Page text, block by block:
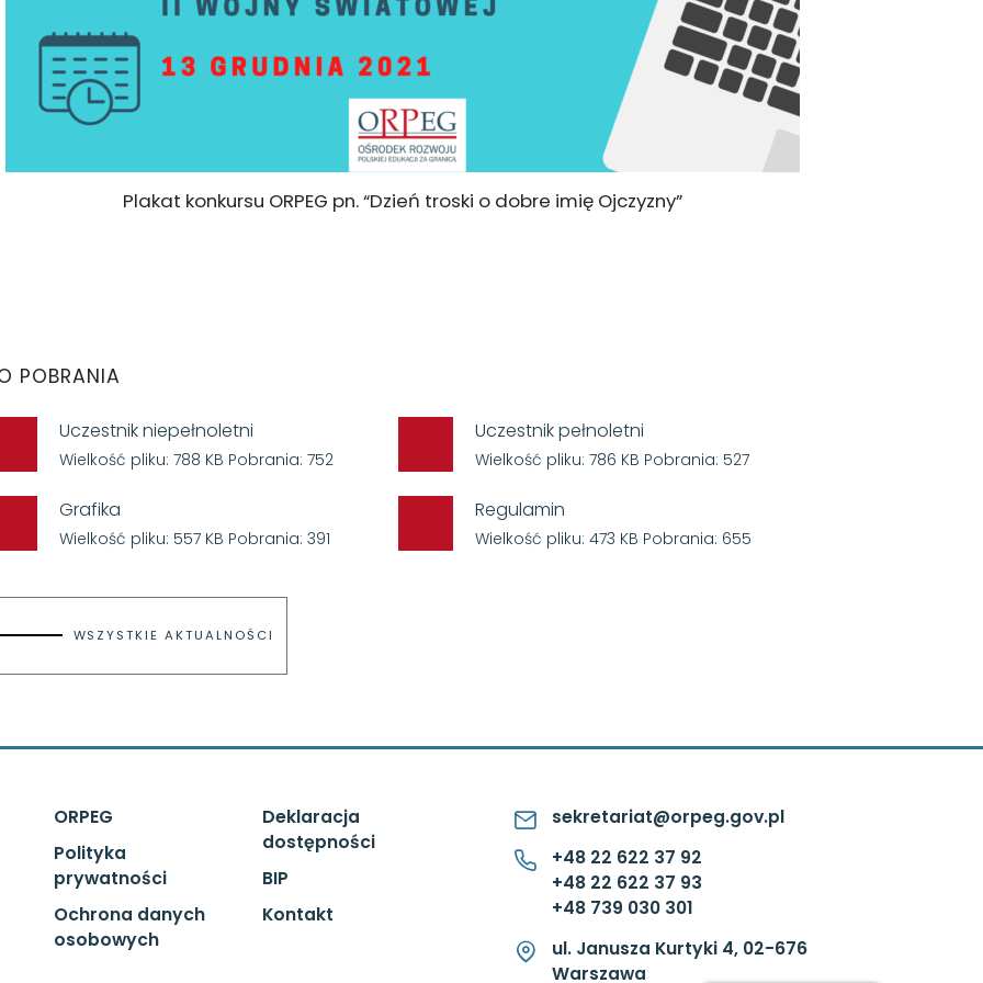
Plakat konkursu ORPEG pn. “Dzień troski o dobre imię Ojczyzny”
POBRANIA
Uczestnik niepełnoletni
Wielkość pliku: 788 KB Pobrania: 752
Uczestnik pełnoletni
Wielkość pliku: 786 KB Pobrania: 527
Grafika
Wielkość pliku: 557 KB Pobrania: 391
Regulamin
Wielkość pliku: 473 KB Pobrania: 655
WSZYSTKIE AKTUALNOŚCI
ORPEG
Polityka
prywatności
Ochrona danych
osobowych
Deklaracja
dostępności
BIP
Kontakt
sekretariat@orpeg.gov.pl
+48 22 622 37 92
+48 22 622 37 93
+48 739 030 301
ul. Janusza Kurtyki 4, 02-676
Warszawa